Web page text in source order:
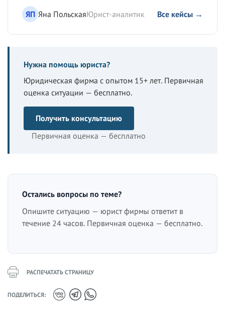
ЯП Яна ПольскаяЮрист-аналитик Все кейсы →
Нужна помощь юриста?
Юридическая фирма с опытом 15+ лет. Первичная
оценка ситуации — бесплатно.
Получить консультацию
Первичная оценка — бесплатно
Остались вопросы по теме?
Опишите ситуацию — юрист фирмы ответит в
течение 24 часов. Первичная оценка — бесплатно.
РАСПЕЧАТАТЬ СТРАНИЦУ
ПОДЕЛИТЬСЯ: